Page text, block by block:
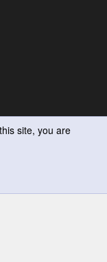
site, you are